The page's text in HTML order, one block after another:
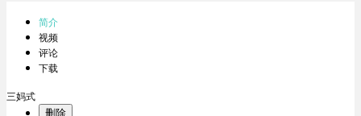
简介
视频
评论
下载
三妈式
删除